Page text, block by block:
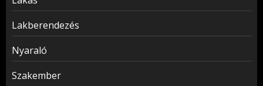
Lakberendezés
Nyaraló
Szakember